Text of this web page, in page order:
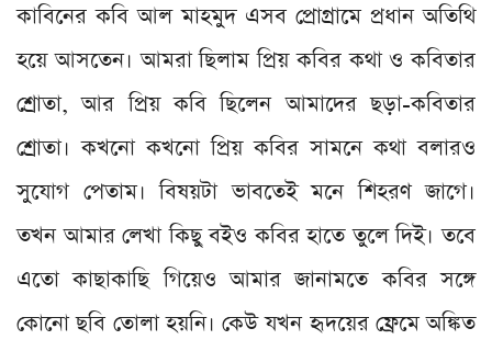
কাবিনের কবি আল মাহমুদ এসব প্রোগ্রামে প্রধান অতিথি
হয়ে আসতেন। আমরা ছিলাম প্রিয় কবির কথা ও কবিতার
শ্রোতা, আর প্রিয় কবি ছিলেন আমাদের ছড়া-কবিতার
শ্রোতা। কখনো কখনো প্রিয় কবির সামনে কথা বলারও
সুযোগ পেতাম। বিষয়টা ভাবতেই মনে শিহরণ জাগে।
তখন আমার লেখা কিছু বইও কবির হাতে তুলে দিই। তবে
এতো কাছাকাছি গিয়েও আমার জানামতে কবির সঙ্গে
কোনো ছবি তোলা হয়নি। কেউ যখন হৃদয়ের ফ্রেমে অঙ্কিত